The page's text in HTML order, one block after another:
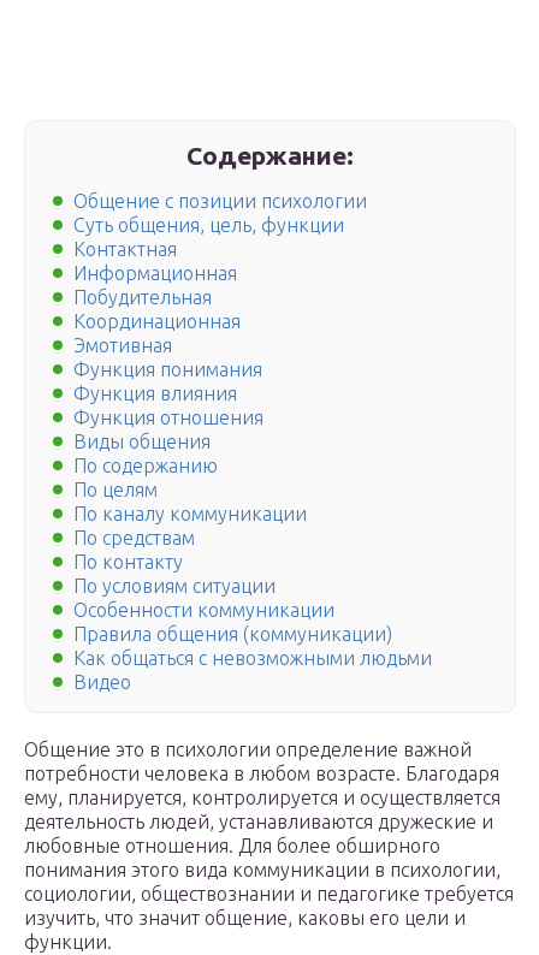
Содержание:
Общение с позиции психологии
Суть общения, цель, функции
Контактная
Информационная
Побудительная
Координационная
Эмотивная
Функция понимания
Функция влияния
Функция отношения
Виды общения
По содержанию
По целям
По каналу коммуникации
По средствам
По контакту
По условиям ситуации
Особенности коммуникации
Правила общения (коммуникации)
Как общаться с невозможными людьми
Видео
Общение это в психологии определение важной
потребности человека в любом возрасте. Благодаря
ему, планируется, контролируется и осуществляется
деятельность людей, устанавливаются дружеские и
любовные отношения. Для более обширного
понимания этого вида коммуникации в психологии,
социологии, обществознании и педагогике требуется
изучить, что значит общение, каковы его цели и
функции.